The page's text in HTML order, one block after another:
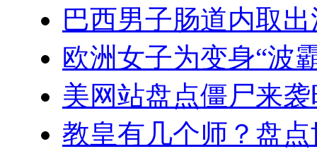
巴西男子肠道内取
欧洲女子为变身“波
美网站盘点僵尸来
教皇有几个师？盘